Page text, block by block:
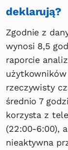
deklarują?
Zgodnie z
wynosi 8,5
raporcie
rzeczywisty
średnio 7
korzysta z
(22:00-6:00),
nieaktywna